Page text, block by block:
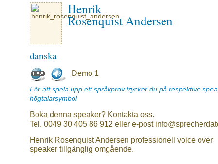
Henrik
Rosenquist Andersen
danska
Demo 1
För att spela upp ett språkprov trycker du på respektive
högtalarsymbol
Boka denna speaker? Kontakta oss.
Tel. 0049 30 405 86 912 eller e-post
Henrik Rosenquist Andersen professionell voice over
speaker tillgänglig omgående.